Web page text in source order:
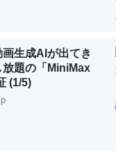
界についての考察（１） -
ム少ないのか。知らん
シウム分はエビの600分
発表】昆虫学の大問題＝「
生成AIが出てき
題の「MiniMax
(1/5)